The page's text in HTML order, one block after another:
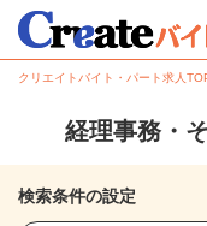
クリエイトバイト・パート求人
経理事務・
検索条件の設定